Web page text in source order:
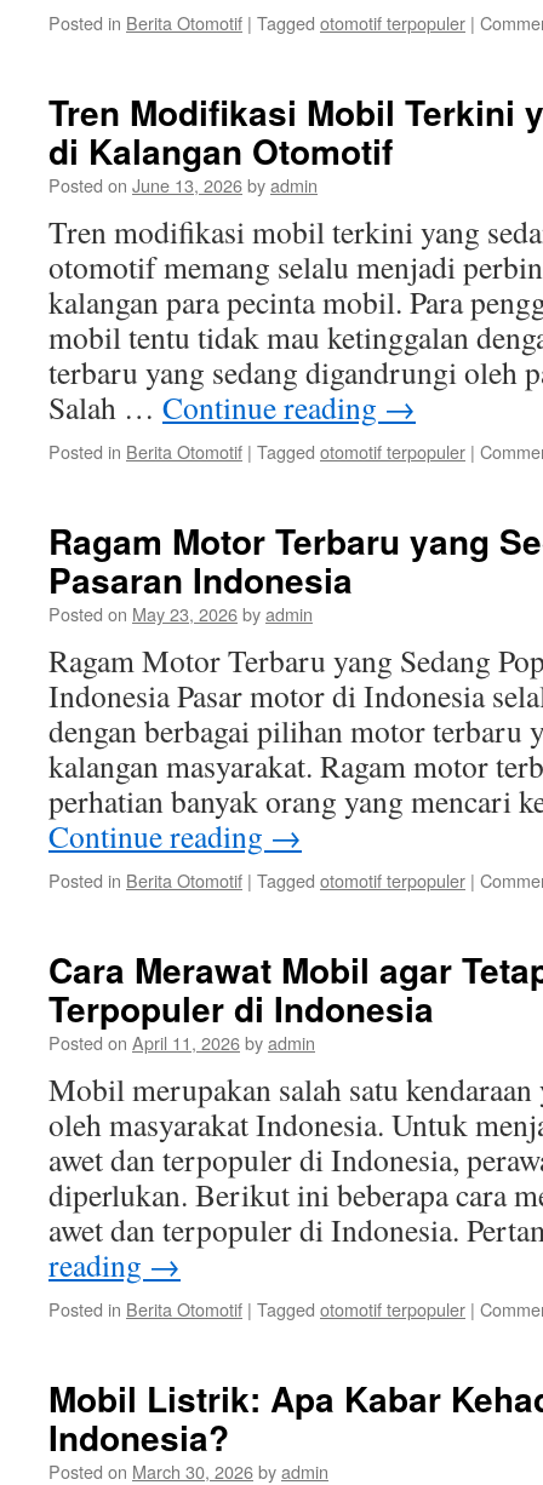
Posted in Berita Otomotif | Tagged otomotif terpopuler |
Tren Modifikasi Mobil Terkini
di Kalangan Otomotif
Posted on June 13, 2026byadmin
Tren modifikasi mobil terkini yang
otomotif memang selalu menjadi
kalangan para pecinta mobil. Para
mobil tentu tidak mau ketinggalan
terbaru yang sedang digandrungi oleh
Salah … Continue reading →
Posted in Berita Otomotif | Tagged otomotif terpopuler |
Ragam Motor Terbaru yang
Pasaran Indonesia
Posted on May 23, 2026byadmin
Ragam Motor Terbaru yang Sedang
Indonesia Pasar motor di Indonesia
dengan berbagai pilihan motor terbaru
kalangan masyarakat. Ragam motor
perhatian banyak orang yang mencari
Continue reading →
Posted in Berita Otomotif | Tagged otomotif terpopuler |
Cara Merawat Mobil agar
Terpopuler di Indonesia
Posted on April 11, 2026byadmin
Mobil merupakan salah satu
oleh masyarakat Indonesia. Untuk
awet dan terpopuler di Indonesia,
diperlukan. Berikut ini beberapa cara
awet dan terpopuler di Indonesia.
reading →
Posted in Berita Otomotif | Tagged otomotif terpopuler |
Mobil Listrik: Apa Kabar
Indonesia?
Posted on March 30, 2026byadmin